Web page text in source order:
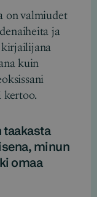
on valmiudet
ja
kirjailijana
kuin
kertoo.
minun
omaa